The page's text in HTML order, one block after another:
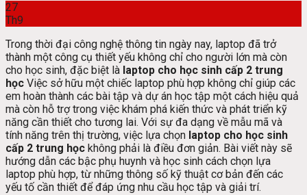
27
Th9
Trong thời đại công nghệ thông tin ngày nay, laptop đã trở
thành một công cụ thiết yếu không chỉ cho người lớn mà còn
cho học sinh, đặc biệt là laptop cho học sinh cấp 2 trung
học Việc sở hữu một chiếc laptop phù hợp không chỉ giúp các
em hoàn thành các bài tập và dự án học tập một cách hiệu quả
mà còn hỗ trợ trong việc khám phá kiến thức và phát triển kỹ
năng cần thiết cho tương lai. Với sự đa dạng về mẫu mã và
tính năng trên thị trường, việc lựa chọn laptop cho học sinh
cấp 2 trung học không phải là điều đơn giản. Bài viết này sẽ
hướng dẫn các bậc phụ huynh và học sinh cách chọn lựa
laptop phù hợp, từ những thông số kỹ thuật cơ bản đến các
yếu tố cần thiết để đáp ứng nhu cầu học tập và giải trí.